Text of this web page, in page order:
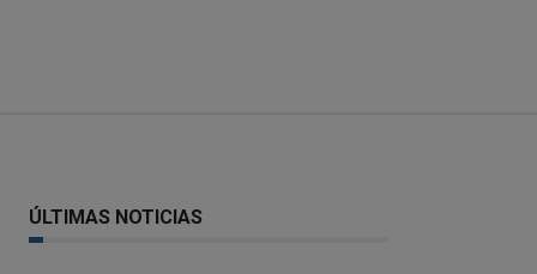
ÚLTIMAS NOTICIAS